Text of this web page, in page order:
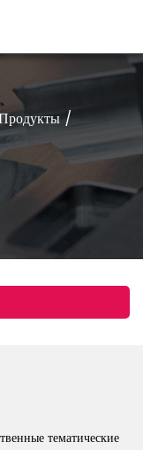
/
тематические